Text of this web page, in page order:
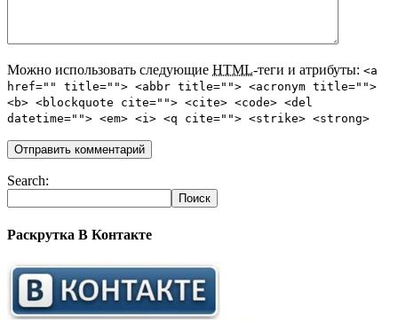
Можно использовать следующие HTML-теги и атрибуты: <a
href="" title=""> <abbr title=""> <acronym title="">
<b> <blockquote cite=""> <cite> <code> <del
datetime=""> <em> <i> <q cite=""> <strike> <strong>
Search:
Раскрутка В Контакте